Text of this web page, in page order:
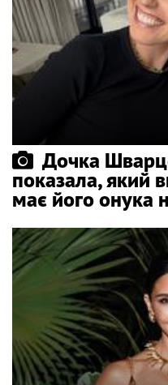
Дочка
показала, який
має його онука